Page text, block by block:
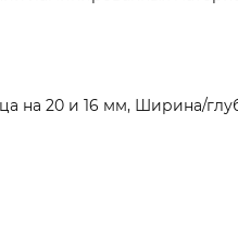
на 20 и 16 мм, Ширина/